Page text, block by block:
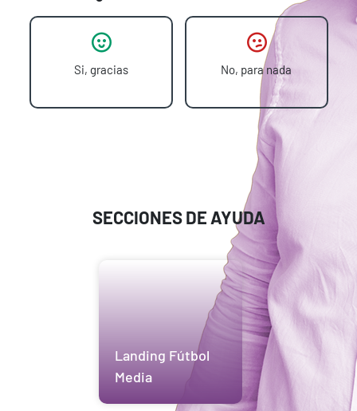
Si, gracias No, para nada
SECCIONES DE AYUDA
Landing Fútbol
Media